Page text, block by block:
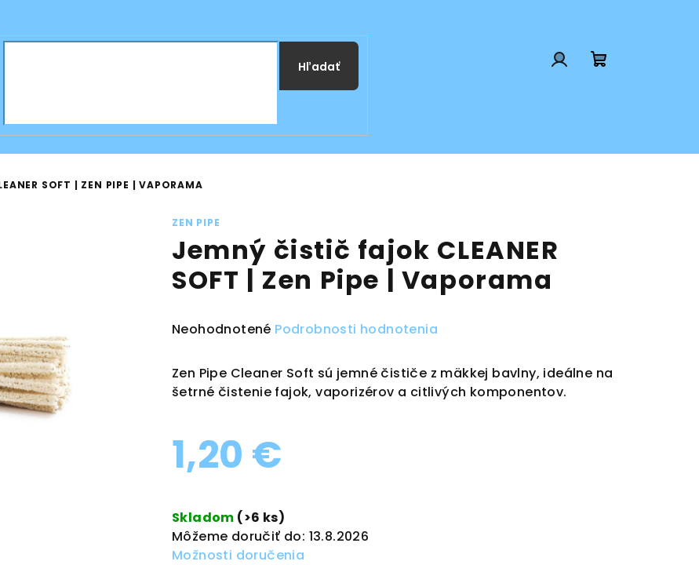
Hľadať
SOFT | ZEN PIPE | VAPORAMA
ZEN PIPE
Jemný čistič fajok CLEANER
SOFT | Zen Pipe | Vaporama
Priemerné
produktu
je
5
hviezdičiek.
Neohodnotené Podrobnosti hodnotenia
Zen Pipe Cleaner Soft sú jemné čističe z mäkkej bavlny, ideálne na
šetrné čistenie fajok, vaporizérov a citlivých komponentov.
1,20 €
cena:
Skladom (>6 ks)
Môžeme doručiť do: 13.8.2026
Možnosti doručenia